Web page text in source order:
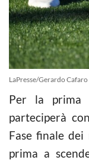
LaPresse/Gerardo Cafaro
Per la prima
parteciperà
Fase finale
prima a